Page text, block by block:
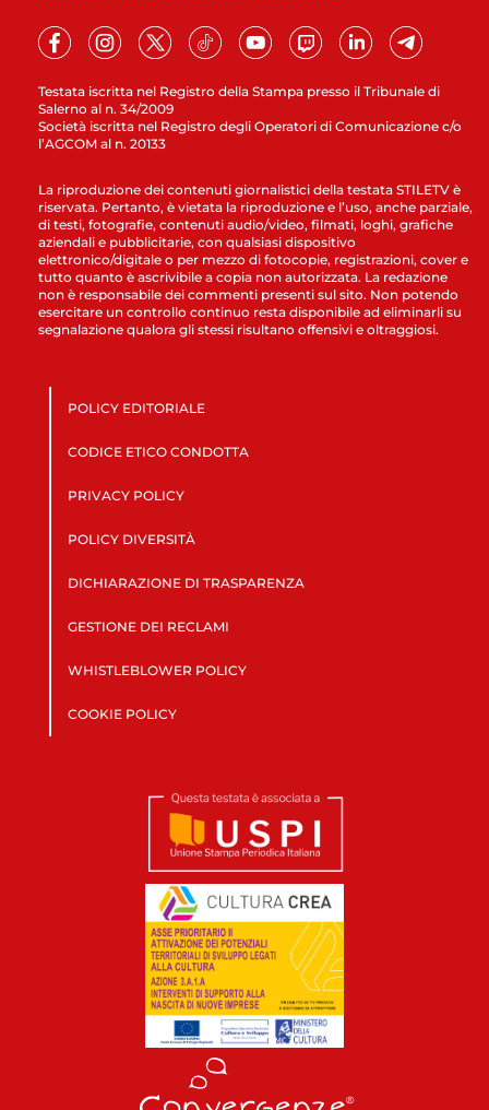
Testata iscritta nel Registro della Stampa presso il Tribunale di
Salerno al n. 34/2009
Società iscritta nel Registro degli Operatori di Comunicazione c/o
l’AGCOM al n. 20133
La riproduzione dei contenuti giornalistici della testata STILETV è
riservata. Pertanto, è vietata la riproduzione e l’uso, anche parziale,
di testi, fotografie, contenuti audio/video, filmati, loghi, grafiche
aziendali e pubblicitarie, con qualsiasi dispositivo
elettronico/digitale o per mezzo di fotocopie, registrazioni, cover e
tutto quanto è ascrivibile a copia non autorizzata. La redazione
non è responsabile dei commenti presenti sul sito. Non potendo
esercitare un controllo continuo resta disponibile ad eliminarli su
segnalazione qualora gli stessi risultano offensivi e oltraggiosi.
POLICY EDITORIALE
CODICE ETICO CONDOTTA
PRIVACY POLICY
POLICY DIVERSITÀ
DICHIARAZIONE DI TRASPARENZA
GESTIONE DEI RECLAMI
WHISTLEBLOWER POLICY
COOKIE POLICY